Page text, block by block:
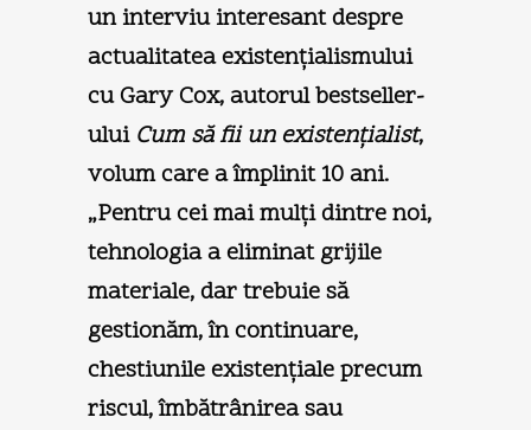
un interviu interesant despre
actualitatea existenţialismului
cu Gary Cox, autorul bestseller-
ului Cum să fii un existenţialist,
volum care a împlinit 10 ani.
„Pentru cei mai mulţi dintre noi,
tehnologia a eliminat grijile
materiale, dar trebuie să
gestionăm, în continuare,
chestiunile existenţiale precum
riscul, îmbătrânirea sau